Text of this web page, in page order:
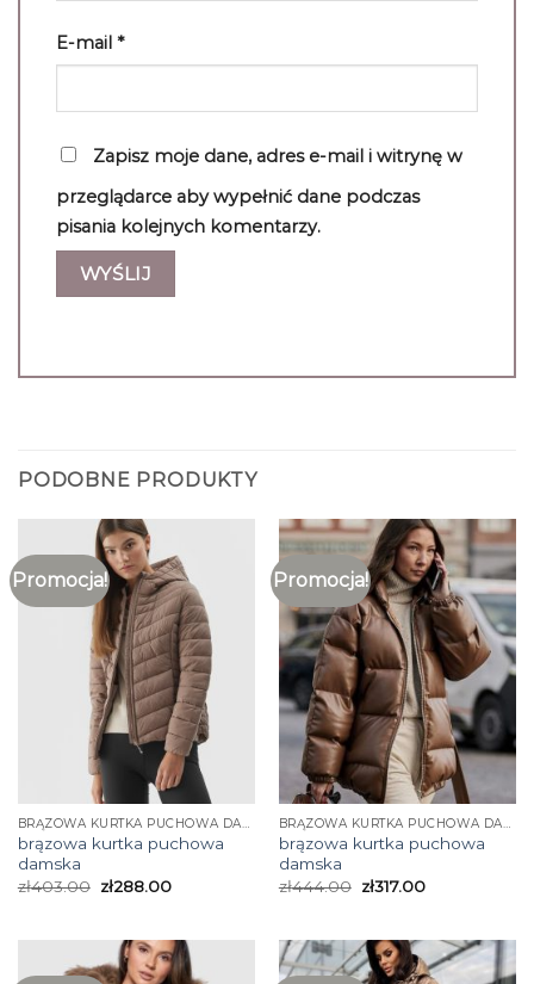
E-mail *
Zapisz moje dane, adres e-mail i witrynę w
przeglądarce aby wypełnić dane podczas
pisania kolejnych komentarzy.
PODOBNE PRODUKTY
Promocja!
BRĄZOWA KURTKA PUCHOWA DAMSKA
brązowa kurtka puchowa
damska
zł403.00 zł288.00
Promocja!
BRĄZOWA KURTKA PUCHOWA DAMSKA
brązowa kurtka puchowa
damska
zł444.00 zł317.00